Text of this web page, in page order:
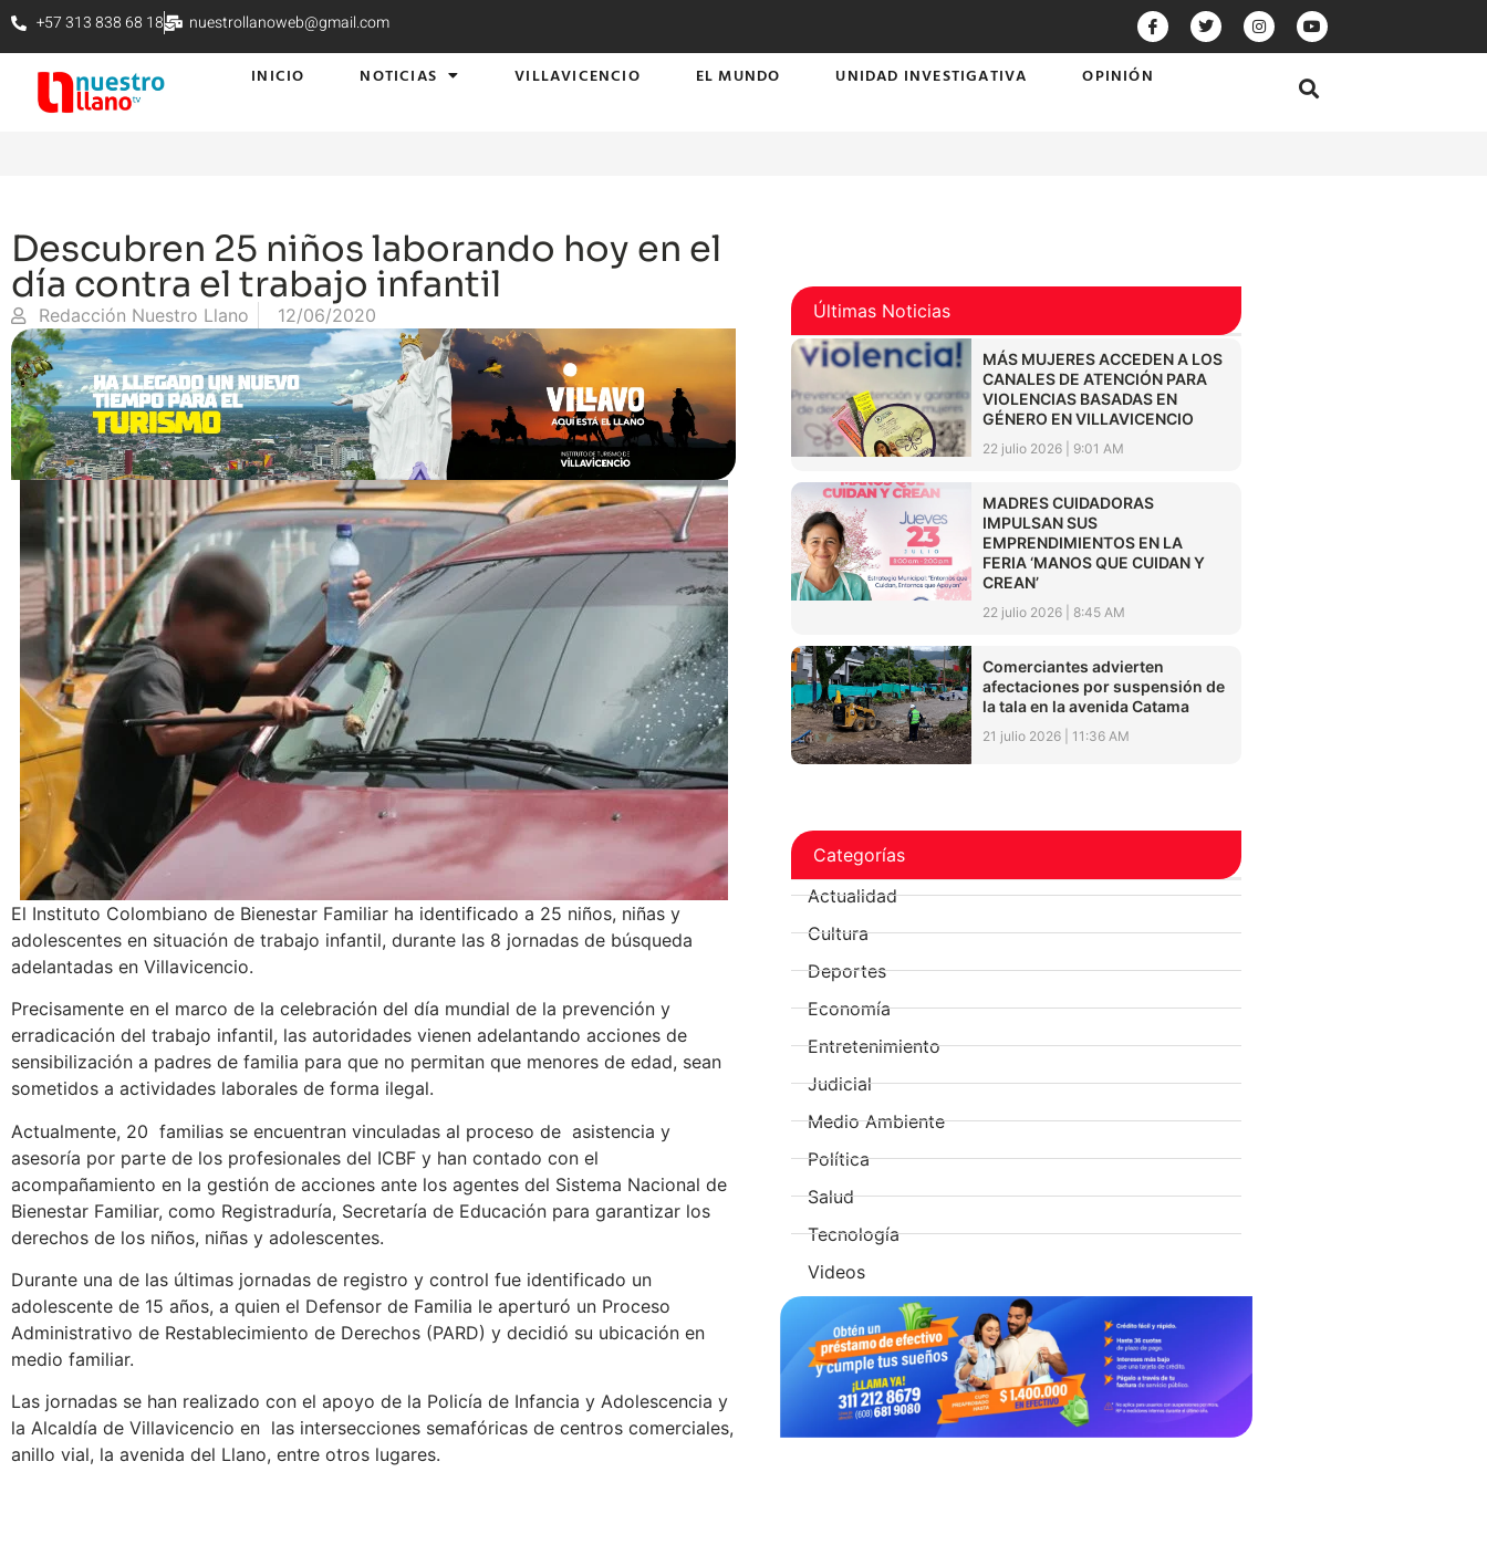
+57 313 838 68 18 nuestrollanoweb@gmail.com
INICIO NOTICIAS VILLAVICENCIO EL MUNDO UNIDAD INVESTIGATIVA OPINIÓN
Descubren 25 niños laborando hoy en el
día contra el trabajo infantil
Redacción Nuestro Llano 12/06/2020
El Instituto Colombiano de Bienestar Familiar ha identificado a 25 niños, niñas y
adolescentes en situación de trabajo infantil, durante las 8 jornadas de búsqueda
adelantadas en Villavicencio.
Precisamente en el marco de la celebración del día mundial de la prevención y
erradicación del trabajo infantil, las autoridades vienen adelantando acciones de
sensibilización a padres de familia para que no permitan que menores de edad, sean
sometidos a actividades laborales de forma ilegal.
Actualmente, 20 familias se encuentran vinculadas al proceso de asistencia y
asesoría por parte de los profesionales del ICBF y han contado con el
acompañamiento en la gestión de acciones ante los agentes del Sistema Nacional de
Bienestar Familiar, como Registraduría, Secretaría de Educación para garantizar los
derechos de los niños, niñas y adolescentes.
Durante una de las últimas jornadas de registro y control fue identificado un
adolescente de 15 años, a quien el Defensor de Familia le aperturó un Proceso
Administrativo de Restablecimiento de Derechos (PARD) y decidió su ubicación en
medio familiar.
Las jornadas se han realizado con el apoyo de la Policía de Infancia y Adolescencia y
la Alcaldía de Villavicencio en las intersecciones semafóricas de centros comerciales,
anillo vial, la avenida del Llano, entre otros lugares.
Últimas Noticias
MÁS MUJERES ACCEDEN A LOS
CANALES DE ATENCIÓN PARA
VIOLENCIAS BASADAS EN
GÉNERO EN VILLAVICENCIO
22 julio 2026 9:01 AM
MADRES CUIDADORAS
IMPULSAN SUS
EMPRENDIMIENTOS EN LA
FERIA ‘MANOS QUE CUIDAN Y
CREAN’
22 julio 2026 8:45 AM
Comerciantes advierten
afectaciones por suspensión de
la tala en la avenida Catama
21 julio 2026 11:36 AM
Categorías
Actualidad
Cultura
Deportes
Economía
Entretenimiento
Judicial
Medio Ambiente
Política
Salud
Tecnología
Videos